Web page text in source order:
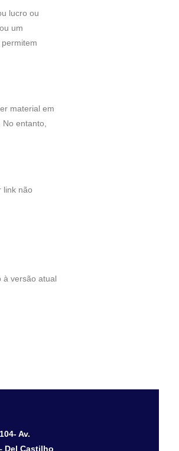
lucro ou
um
material em
No entanto,
link não
à versão atual
Av.
Del Castilho